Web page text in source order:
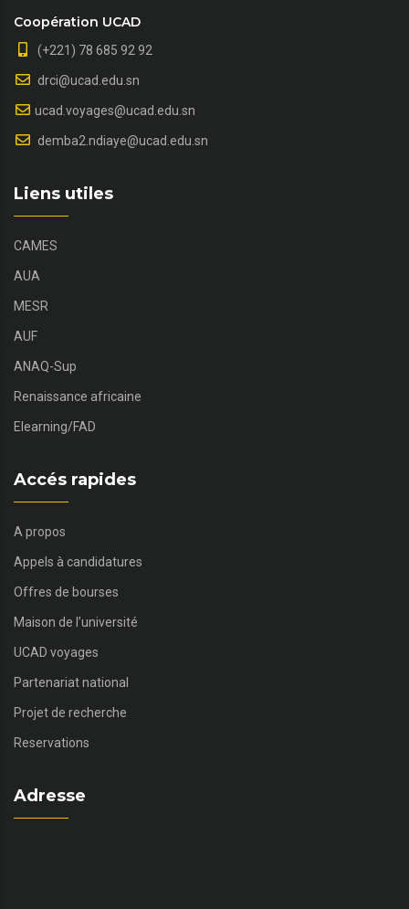
Coopération UCAD
(+221) 78 685 92 92
drci@ucad.edu.sn
ucad.voyages@ucad.edu.sn
demba2.ndiaye@ucad.edu.sn
Liens utiles
CAMES
AUA
MESR
AUF
ANAQ-Sup
Renaissance africaine
Elearning/FAD
Accés rapides
A propos
Appels à candidatures
Offres de bourses
Maison de l’université
UCAD voyages
Partenariat national
Projet de recherche
Reservations
Adresse